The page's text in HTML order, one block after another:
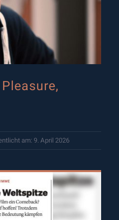
am: 9. April 2026